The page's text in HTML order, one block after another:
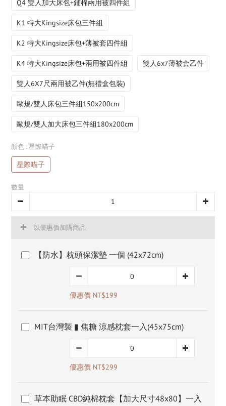
Q4 雙人加大床包+鋪棉兩用被四件組
K1 特大Kingsize床包三件組
K2 特大Kingsize床包+薄被套四件組
K4 特大Kingsize床包+兩用被四件組 雙人6x7薄被套乙件
雙人6X7尺兩用被乙件(無禮盒包裝)
歐規/雙人床包三件組150x200cm
歐規/雙人加大床包三件組180x200cm
顏色 : 星際喵子
星際喵子
數量
以優惠價加購商品
【防水】枕頭保潔墊 一個 (42x72cm)
優惠價 NT$199
MIT台灣製 ▮ 焦糖 涼感枕套一入(45x75cm)
優惠價 NT$299
草本助眠 CBD純棉枕套【加大尺寸48x80】一入